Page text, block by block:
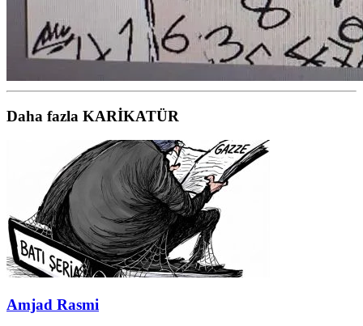
Daha fazla KARİKATÜR
Amjad Rasmi